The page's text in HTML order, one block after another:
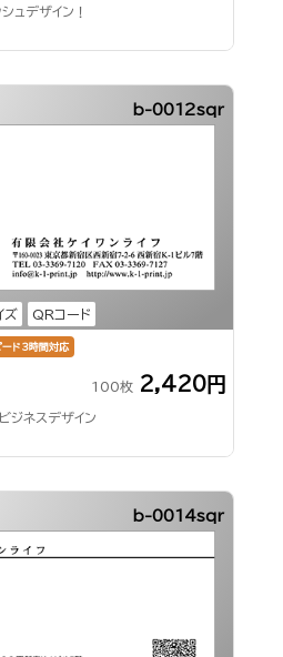
ュデザイン！
ズ QRコード
b-0012sqr
ード3時間対応
100枚 2,420円
ジネスデザイン
b-0014sqr